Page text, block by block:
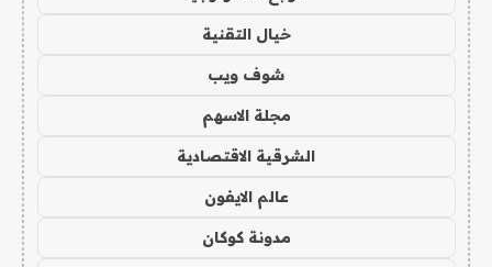
خيال التقنية
شوف ويب
مجلة الاسهم
الشرقية الاقتصادية
عالم الايفون
مدونة كوكان